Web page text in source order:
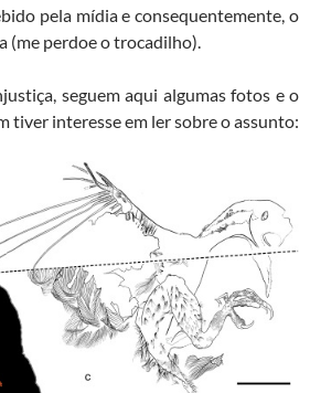
pela mídia e consequentemente, o
(me perdoe o trocadilho).
seguem aqui algumas fotos e o
tiver interesse em ler sobre o assunto: